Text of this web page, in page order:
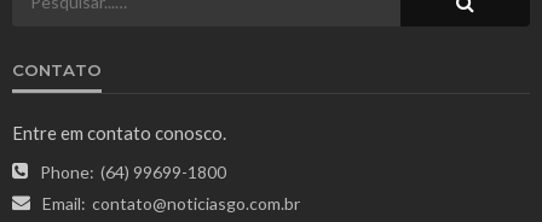
CONTATO
Entre em contato conosco.
Phone: (64) 99699-1800
Email: contato@noticiasgo.com.br